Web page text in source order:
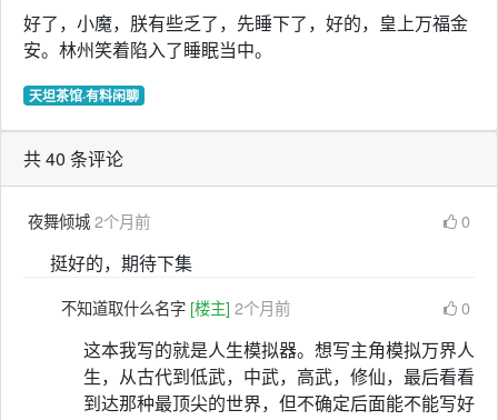
好了，小魔，朕有些乏了，先睡下了，好的，皇上万福金
安。林州笑着陷入了睡眠当中。
天坦茶馆·有料闲聊
共 40 条评论
夜舞倾城2个月前 0
挺好的，期待下集
不知道取什么名字 [楼主] 2个月前 0
这本我写的就是人生模拟器。想写主角模拟万界人
生，从古代到低武，中武，高武，修仙，最后看看
到达那种最顶尖的世界，但不确定后面能不能写好